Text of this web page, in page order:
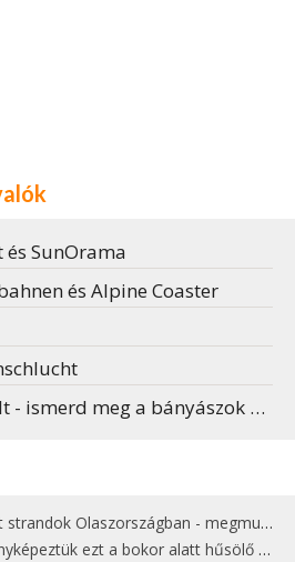
SunOrama
és Alpine Coaster
meg a bányászok életét
Olaszországban - megmutatjuk a 15 legjobbat
ezt a bokor alatt hűsölő cicát Kisorosziban